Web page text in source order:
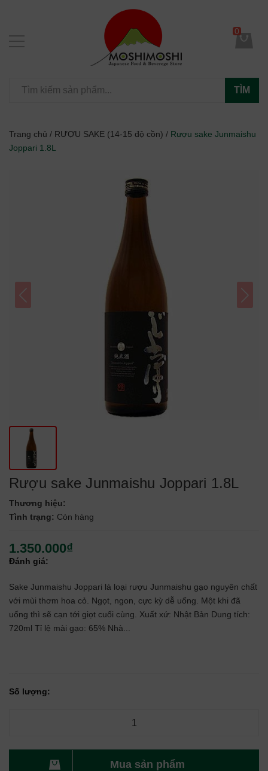
TÌM
0
Trang chủ / RƯỢU SAKE (14-15 độ cồn) / Rượu sake Junmaishu
Joppari 1.8L
Rượu sake Junmaishu Joppari 1.8L
Thương hiệu:
Tình trạng: Còn hàng
1.350.000₫
Đánh giá:
Sake Junmaishu Joppari là loại rượu Junmaishu gạo nguyên chất
với mùi thơm hoa cỏ. Ngọt, ngon, cực kỳ dễ uống. Một khi đã
uống thì sẽ cạn tới giọt cuối cùng. Xuất xứ: Nhật Bản Dung tích:
720ml Tỉ lệ mài gạo: 65% Nhà...
Số lượng:
Mua sản phẩm